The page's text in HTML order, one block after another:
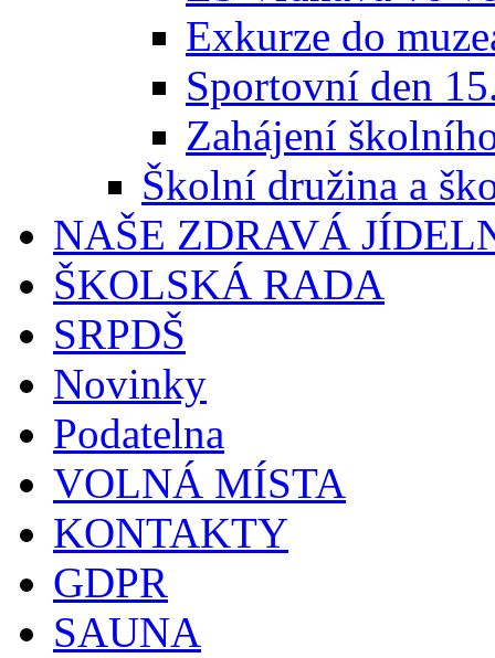
Exkurze do
Sportovní den
Zahájení
Školní družina a
NAŠE ZDRAVÁ
ŠKOLSKÁ RADA
SRPDŠ
Novinky
Podatelna
VOLNÁ MÍSTA
KONTAKTY
GDPR
SAUNA